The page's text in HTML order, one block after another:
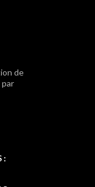
de
: